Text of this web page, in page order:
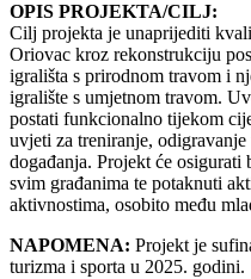
OPIS PROJEKTA/CILJ:
Cilj projekta je unaprijediti
Oriovac kroz rekonstrukciju
igrališta s prirodnom travom i
igralište s umjetnom travom.
postati funkcionalno tijekom
uvjeti za treniranje,
događanja. Projekt će osigurati
svim građanima te potaknuti
aktivnostima, osobito među
NAPOMENA: Projekt je
turizma i sporta u 2025. godini.